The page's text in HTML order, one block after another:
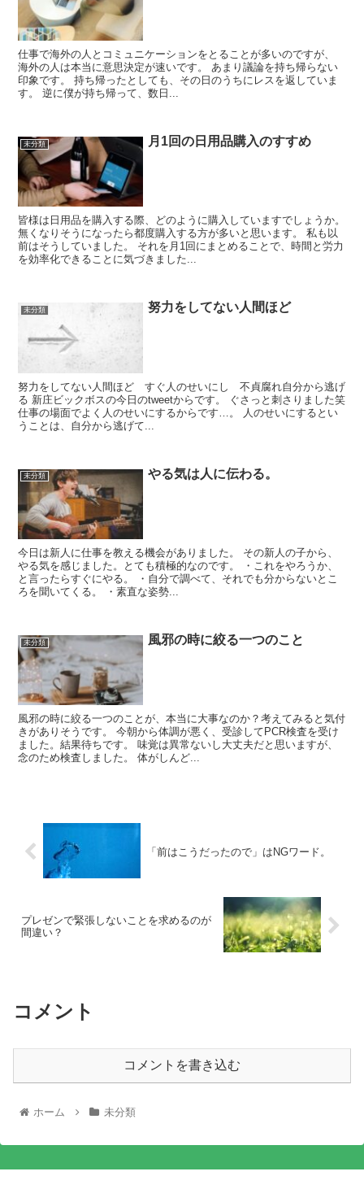
仕事で海外の人とコミュニケーションをとることが多いのですが、
海外の人は本当に意思決定が速いです。 あまり議論を持ち帰らない
印象です。 持ち帰ったとしても、その日のうちにレスを返していま
す。 逆に僕が持ち帰って、数日...
未分類 月1回の日用品購入のすすめ
皆様は日用品を購入する際、どのように購入していますでしょうか。
無くなりそうになったら都度購入する方が多いと思います。 私も以
前はそうしていました。 それを月1回にまとめることで、時間と労力
を効率化できることに気づきました...
未分類 努力をしてない人間ほど
努力をしてない人間ほど すぐ人のせいにし 不貞腐れ自分から逃げ
る 新庄ビックボスの今日のtweetからです。 ぐさっと刺さりました笑
仕事の場面でよく人のせいにするからです…。 人のせいにするとい
うことは、自分から逃げて...
未分類 やる気は人に伝わる。
今日は新人に仕事を教える機会がありました。 その新人の子から、
やる気を感じました。とても積極的なのです。 ・これをやろうか、
と言ったらすぐにやる。 ・自分で調べて、それでも分からないとこ
ろを聞いてくる。 ・素直な姿勢...
未分類 風邪の時に絞る一つのこと
風邪の時に絞る一つのことが、本当に大事なのか？考えてみると気付
きがありそうです。 今朝から体調が悪く、受診してPCR検査を受け
ました。結果待ちです。 味覚は異常ないし大丈夫だと思いますが、
念のため検査しました。 体がしんど...
「前はこうだったので」はNGワード。
プレゼンで緊張しないことを求めるのが
間違い？
コメント
コメントを書き込む
ホーム 未分類